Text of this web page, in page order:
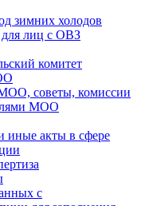
зимних холодов
для лиц с ОВЗ
комитет
советы, комиссии
МОО
иные акты в сфере
с